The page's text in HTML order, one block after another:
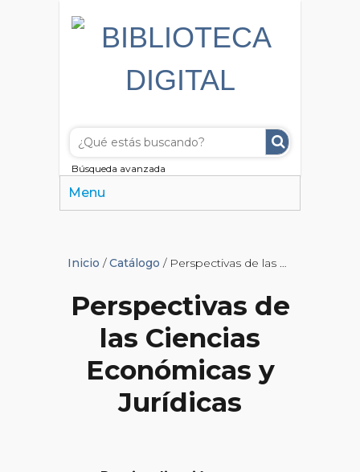
Búsqueda avanzada
Menu
Inicio /Catálogo / Perspectivas de las Ciencias Económicas y Jurídicas
Perspectivas de
las Ciencias
Económicas y
Jurídicas